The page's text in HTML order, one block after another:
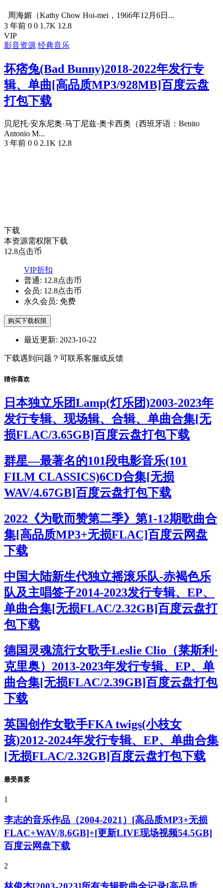
周海媚（Kathy Chow Hoi-mei，1966年12月6日...
3 年前 0 0 1.7K 12.8
VIP
影音资源 经典音乐
坏痞兔(Bad Bunny)2018-2022年发行专
辑、单曲[高品质MP3/928MB]百度云盘
打包下载
贝尼托·安东尼奥·马丁尼兹·奥卡西奥（西班牙语：Benito
Antonio M...
3 年前 0 0 2.1K 12.8
下载
本资源需权限下载
12.8点击币
VIP折扣
普通: 12.8点击币
会员: 12.8点击币
永久会员: 免费
购买下载权限
最近更新: 2023-10-22
下载遇到问题？可联系客服或反馈
猜你喜欢
日本独立乐团Lamp(灯乐团)2003-2023年
发行专辑、现场辑、合辑、单曲合集[无
损FLAC/3.65GB]百度云盘打包下载
群星—最著名的101段电影音乐(101
FILM CLASSICS)6CD合集[无损
WAV/4.67GB]百度云盘打包下载
2022《为歌而赞第二季》第1-12期歌曲合
集[高品质MP3+无损FLAC]百度云网盘
下载
中国大陆新生代独立摇滚乐队-赤褐色乐
队及主唱签子2014-2023发行专辑、EP、
单曲合集[无损FLAC/2.32GB]百度云盘打
包下载
德国灵魂流行女歌手Leslie Clio（莱斯利·
克里奥）2013-2023年发行专辑、EP、单
曲合集[无损FLAC/2.39GB]百度云盘打包
下载
英国创作女歌手FKA twigs(小枝女
孩)2012-2024年发行专辑、EP、单曲合集
[无损FLAC/2.32GB]百度云盘打包下载
最受喜爱
1
李志的音乐作品（2004-2021）[高品质MP3+无损
FLAC+WAV/8.6GB]+[更新LIVE现场视频54.5GB]
百度云网盘下载
2